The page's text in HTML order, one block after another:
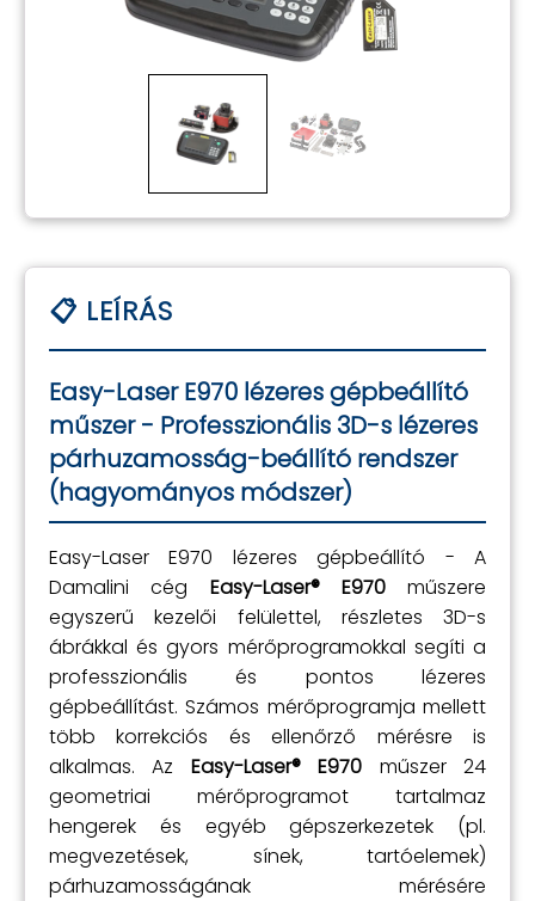
Easy-Laser E970 lézeres gépbeállító
műszer - Professzionális 3D-s lézeres
párhuzamosság-beállító rendszer
(hagyományos módszer)
Easy-Laser E970 lézeres gépbeállító - A
Damalini cég Easy-Laser® E970műszere
egyszerű kezelői felülettel, részletes 3D-s
ábrákkal és gyors mérőprogramokkal segíti a
professzionális és pontos lézeres
gépbeállítást. Számos mérőprogramja mellett
több korrekciós és ellenőrző mérésre is
alkalmas. Az Easy-Laser® E970 műszer 24
geometriai mérőprogramot tartalmaz
hengerek és egyéb gépszerkezetek (pl.
megvezetések, sínek, tartóelemek)
párhuzamosságának mérésére